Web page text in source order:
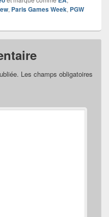
, Paris Games Week, PGW
Les champs obligatoires